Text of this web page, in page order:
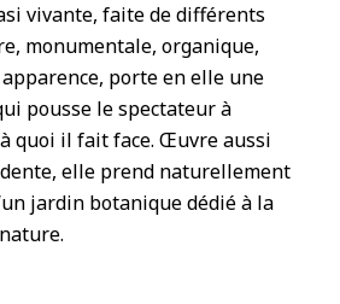
vivante, faite de différents
monumentale, organique,
porte en elle une
pousse le spectateur à
quoi il fait face. Œuvre aussi
elle prend naturellement
jardin botanique dédié à la